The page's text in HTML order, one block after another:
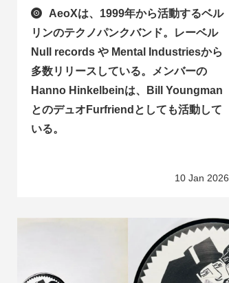
AeoXは、1999年から活動するベル
リンのテクノパンクバンド。レーベル
Null records や Mental Industriesから
多数リリースしている。メンバーの
Hanno Hinkelbeinは、Bill Youngman
とのデュオFurfriendとしても活動して
いる。
10 Jan 2026